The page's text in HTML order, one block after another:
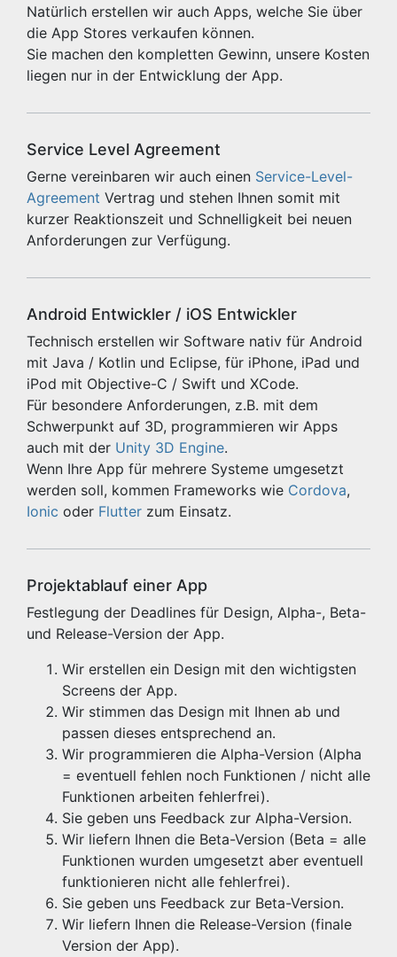
Natürlich erstellen wir auch Apps, welche Sie über
die App Stores verkaufen können.
Sie machen den kompletten Gewinn, unsere Kosten
liegen nur in der Entwicklung der App.
Service Level Agreement
Gerne vereinbaren wir auch einen Service-Level-
Agreement Vertrag und stehen Ihnen somit mit
kurzer Reaktionszeit und Schnelligkeit bei neuen
Anforderungen zur Verfügung.
Android Entwickler / iOS Entwickler
Technisch erstellen wir Software nativ für Android
mit Java / Kotlin und Eclipse, für iPhone, iPad und
iPod mit Objective-C / Swift und XCode.
Für besondere Anforderungen, z.B. mit dem
Schwerpunkt auf 3D, programmieren wir Apps
auch mit der Unity 3D Engine.
Wenn Ihre App für mehrere Systeme umgesetzt
werden soll, kommen Frameworks wie Cordova,
Ionic oder Flutter zum Einsatz.
Projektablauf einer App
Festlegung der Deadlines für Design, Alpha-, Beta-
und Release-Version der App.
Wir erstellen ein Design mit den wichtigsten
Screens der App.
Wir stimmen das Design mit Ihnen ab und
passen dieses entsprechend an.
Wir programmieren die Alpha-Version (Alpha
= eventuell fehlen noch Funktionen / nicht alle
Funktionen arbeiten fehlerfrei).
Sie geben uns Feedback zur Alpha-Version.
Wir liefern Ihnen die Beta-Version (Beta = alle
Funktionen wurden umgesetzt aber eventuell
funktionieren nicht alle fehlerfrei).
Sie geben uns Feedback zur Beta-Version.
Wir liefern Ihnen die Release-Version (finale
Version der App).